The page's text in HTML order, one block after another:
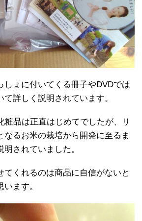
しょに付いてくる冊子やDVDでは
て詳しく説明されています。
粧品は正直はじめてでしたが、リ
なるお米の栽培から開発に至るま
されていました。
てくれるのは商品に自信がないと
ます。